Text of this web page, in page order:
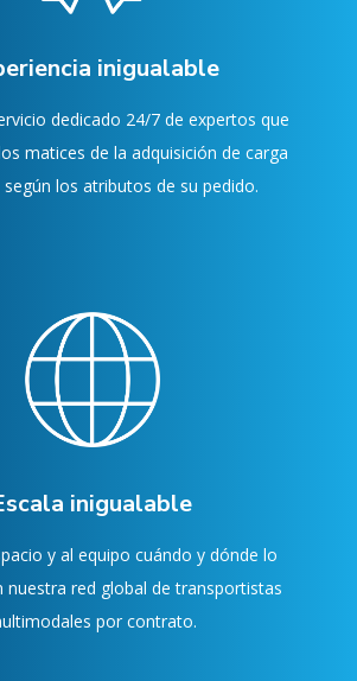
inigualable
dedicado 24/7 de expertos que
matices de la adquisición de carga
según los atributos de su pedido.
inigualable
y al equipo cuándo y dónde lo
nuestra red global de transportistas
por contrato.